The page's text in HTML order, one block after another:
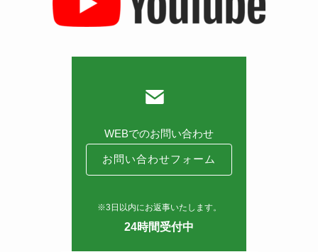
WEBでのお問い合わせ
お問い合わせフォーム
※3日以内にお返事いたします。
24時間受付中